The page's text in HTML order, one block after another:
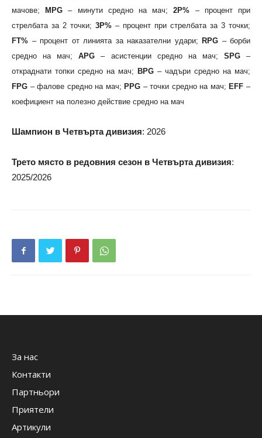
мачове;
MPG – минути средно на мач;2P% – процент при
стрелбата за 2 точки; 3P% – процент при стрелбата за 3 точки;
FT% – процент от линията за наказателни удари; RPG – борби
средно на мач;APG – асистенции средно на мач; SPG–
откраднати топки средно на мач; BPG – чадъри средно на мач;
FPG – фалове средно на мач; PPG – точки средно на мач; EFF –
коефициент на полезно действие средно на мач
Шампион в Четвърта дивизия: 2026
Трето място в редовния сезон в Четвърта дивизия:
2025/2026
За нас
Контакти
Партньори
Приятели
Артикули